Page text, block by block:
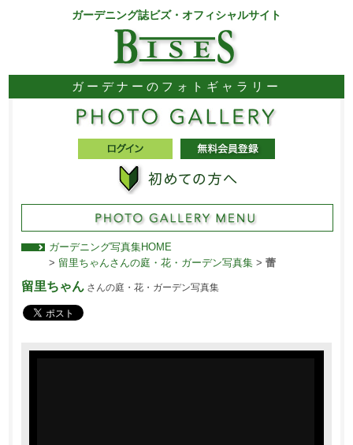
ガーデニング誌ビズ・オフィシャルサイト
ガーデナーのフォトギャラリー
ガーデニング写真集HOME
> 留里ちゃんさんの庭・花・ガーデン写真集> 蕾
留里ちゃんさんの庭・花・ガーデン写真集